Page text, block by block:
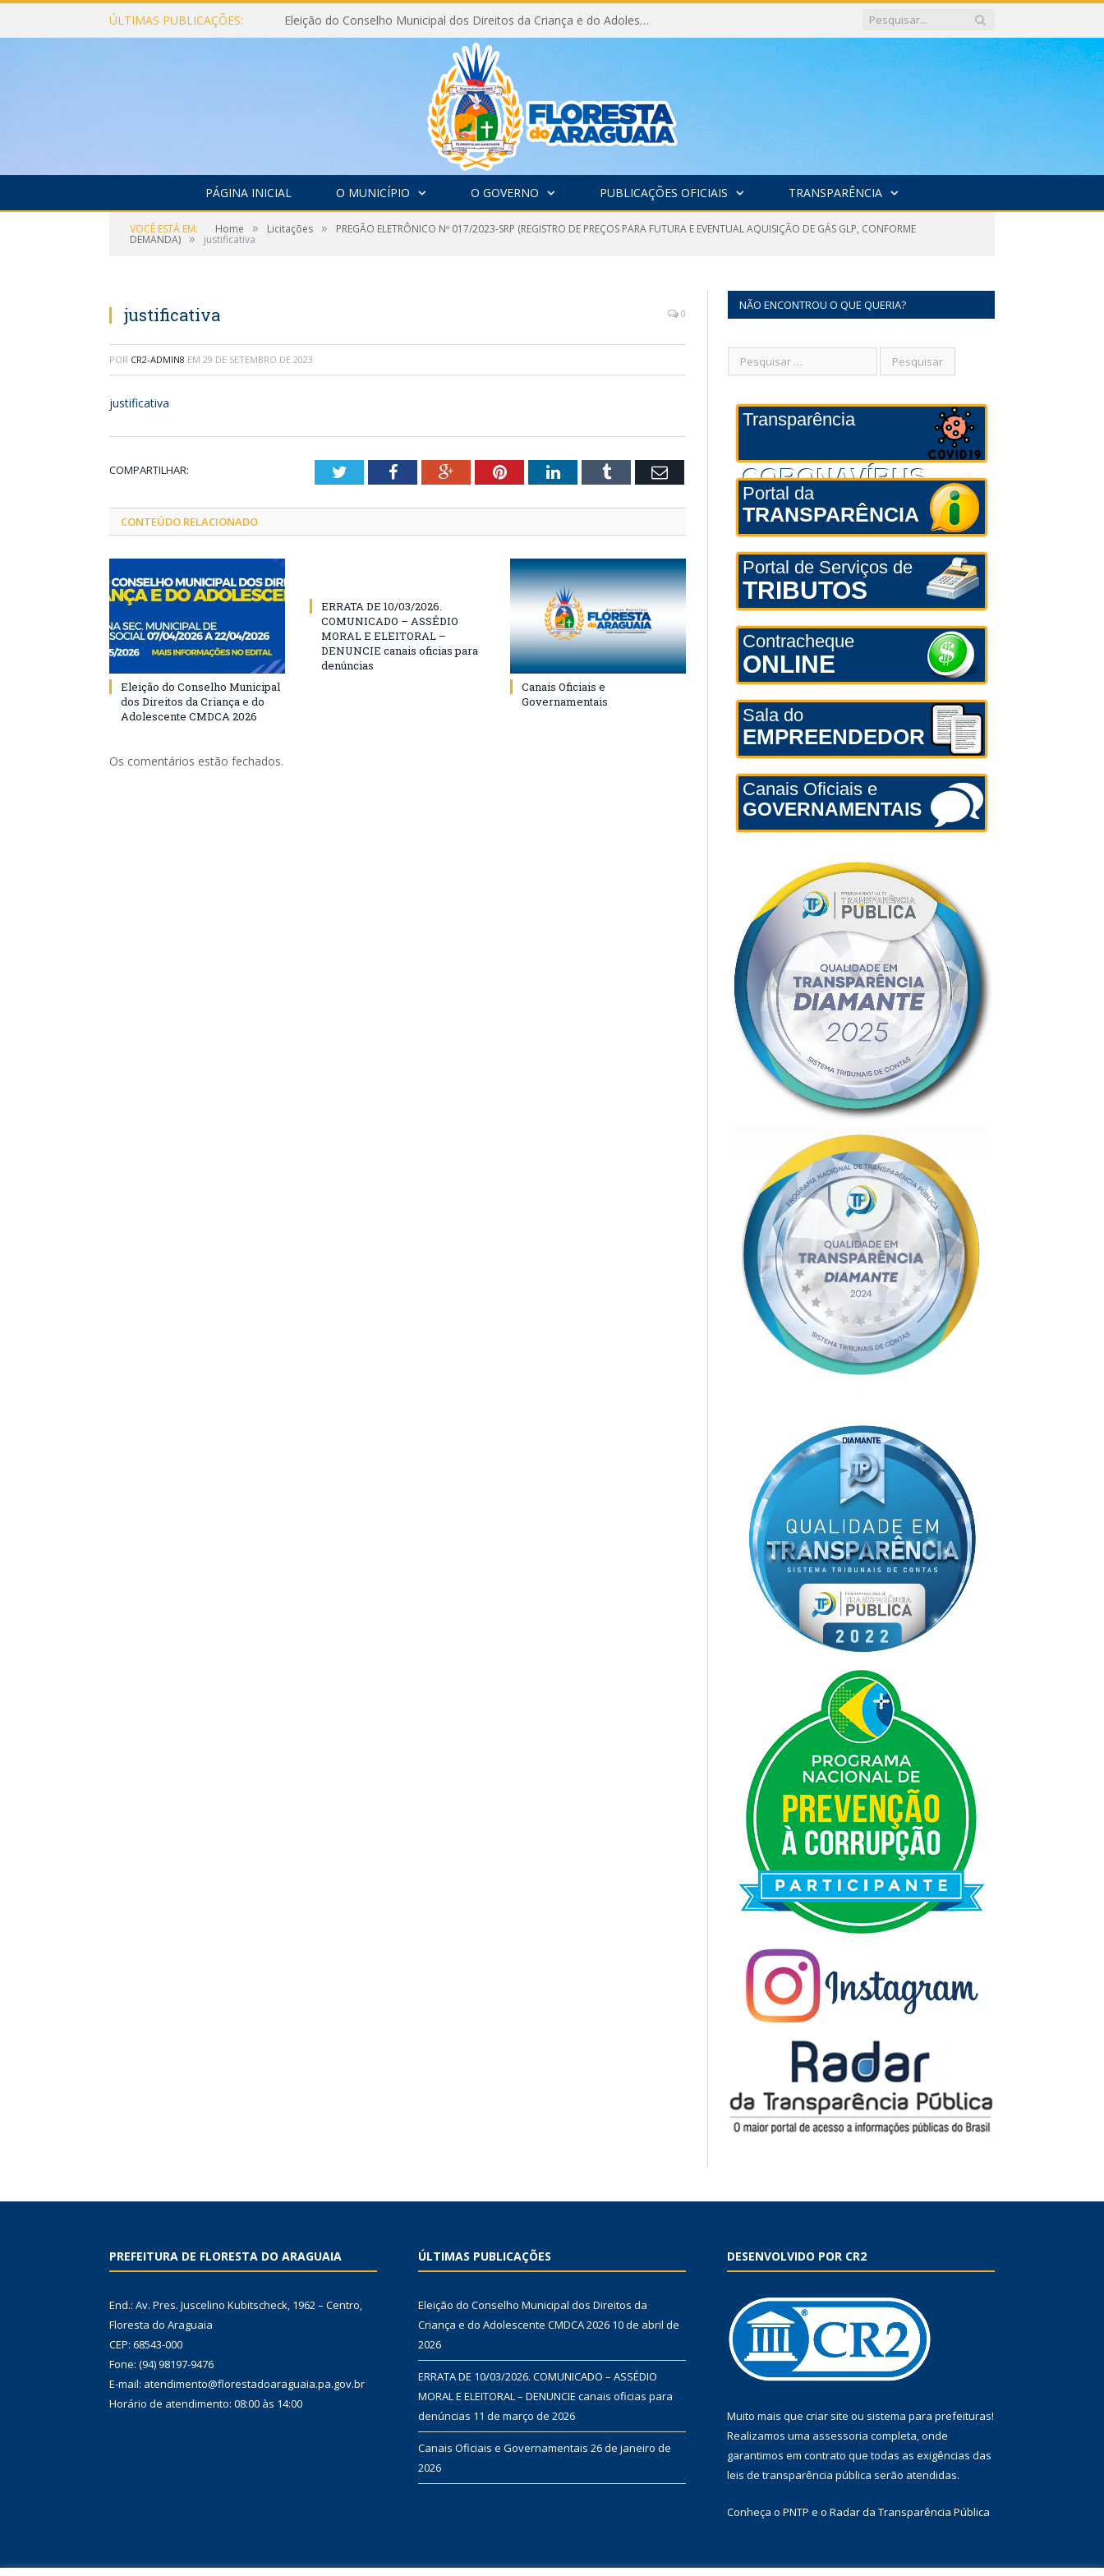
ÚLTIMAS PUBLICAÇÕES: Eleição do Conselho Municipal dos Direitos da Criança e do Adolescente CMDCA 2026
PÁGINA INICIAL O MUNICÍPIO O GOVERNO PUBLICAÇÕES OFICIAIS TRANSPARÊNCIA
VOCÊ ESTÁ EM: Home » Licitações » PREGÃO ELETRÔNICO Nº 017/2023-SRP (REGISTRO DE PREÇOS PARA FUTURA E EVENTUAL AQUISIÇÃO DE GÁS GLP, CONFORME
DEMANDA) » justificativa
justificativa 0
POR CR2-ADMIN8 EM 29 DE SETEMBRO DE 2023
justificativa
COMPARTILHAR: TwitterFacebookGoogle+PinterestLinkedInTumblr Email
CONTEÚDO RELACIONADO
Eleição do Conselho Municipal
dos Direitos da Criança e do
Adolescente CMDCA 2026
ERRATA DE 10/03/2026.
COMUNICADO – ASSÉDIO
MORAL E ELEITORAL –
DENUNCIE canais oficias para
denúncias
Canais Oficiais e
Governamentais
Os comentários estão fechados.
NÃO ENCONTROU O QUE QUERIA?
Transparência
CORONAVÍRUS
Portal da
TRANSPARÊNCIA
Portal de Serviços de
TRIBUTOS
Contracheque
ONLINE
Sala do
EMPREENDEDOR
Canais Oficiais e
GOVERNAMENTAIS
PREFEITURA DE FLORESTA DO ARAGUAIA
End.: Av. Pres. Juscelino Kubitscheck, 1962 – Centro,
Floresta do Araguaia
CEP: 68543-000
Fone: (94) 98197-9476
E-mail: atendimento@florestadoaraguaia.pa.gov.br
Horário de atendimento: 08:00 às 14:00
ÚLTIMAS PUBLICAÇÕES
Eleição do Conselho Municipal dos Direitos da
Criança e do Adolescente CMDCA 2026 10 de abril de
2026
ERRATA DE 10/03/2026. COMUNICADO – ASSÉDIO
MORAL E ELEITORAL – DENUNCIE canais oficias para
denúncias 11 de março de 2026
Canais Oficiais e Governamentais 26 de janeiro de
2026
DESENVOLVIDO POR CR2
Muito mais que criar site ou sistema para prefeituras!
Realizamos uma assessoria completa, onde
garantimos em contrato que todas as exigências das
leis de transparência pública serão atendidas.
Conheça o PNTP e o Radar da Transparência Pública